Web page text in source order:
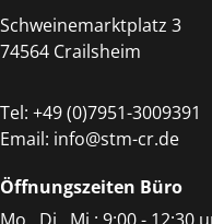
Schweinemarktplatz 3
74564 Crailsheim
Tel: +49 (0)7951-3009391
Email: info@stm-cr.de
Öffnungszeiten Büro
Mo., Di., Mi.: 9:00 - 12:30